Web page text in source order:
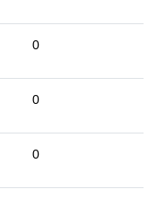
0
0
0